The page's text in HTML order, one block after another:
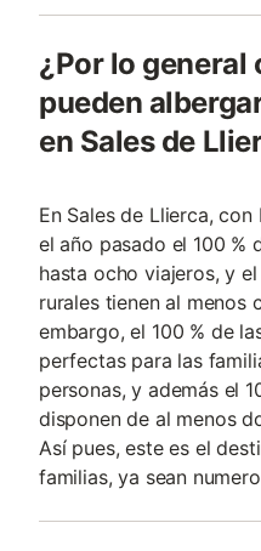
¿Por lo general
pueden
en Sales de
En Sales de Llierca,
el año pasado el 100 %
hasta ocho viajeros, y
rurales tienen al menos
embargo, el 100 % de
perfectas para las
personas, y además el
disponen de al menos
Así pues, este es el
familias, ya sean